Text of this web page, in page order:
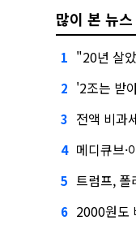
많이 본 뉴스
1 "20년 살
2 '2조는 받아
3 전액 비과
4 메디큐브·
5 트럼프, 폴리
6 2000원도 비